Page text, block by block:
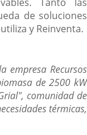
de soluciones
y Reinventa.
empresa Recursos
de 2500 kW
comunidad de
térmicas,